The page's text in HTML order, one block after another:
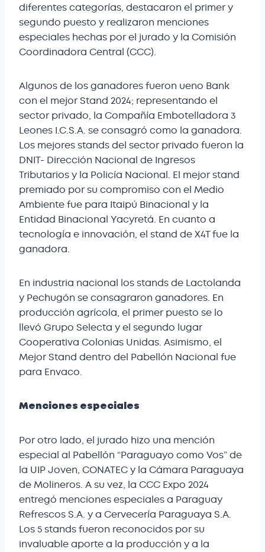
diferentes categorías, destacaron el primer y
segundo puesto y realizaron menciones
especiales hechas por el jurado y la Comisión
Coordinadora Central (CCC).
Algunos de los ganadores fueron ueno Bank
con el mejor Stand 2024; representando el
sector privado, la Compañía Embotelladora 3
Leones I.C.S.A. se consagró como la ganadora.
Los mejores stands del sector privado fueron la
DNIT- Dirección Nacional de Ingresos
Tributarios y la Policía Nacional. El mejor stand
premiado por su compromiso con el Medio
Ambiente fue para Itaipú Binacional y la
Entidad Binacional Yacyretá. En cuanto a
tecnología e innovación, el stand de X4T fue la
ganadora.
En industria nacional los stands de Lactolanda
y Pechugón se consagraron ganadores. En
producción agrícola, el primer puesto se lo
llevó Grupo Selecta y el segundo lugar
Cooperativa Colonias Unidas. Asimismo, el
Mejor Stand dentro del Pabellón Nacional fue
para Envaco.
Menciones especiales
Por otro lado, el jurado hizo una mención
especial al Pabellón “Paraguayo como Vos” de
la UIP Joven, CONATEC y la Cámara Paraguaya
de Molineros. A su vez, la CCC Expo 2024
entregó menciones especiales a Paraguay
Refrescos S.A. y a Cervecería Paraguaya S.A.
Los 5 stands fueron reconocidos por su
invaluable aporte a la producción y a la